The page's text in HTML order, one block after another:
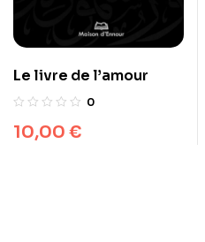
Le livre de l’amour
0
10,00 €